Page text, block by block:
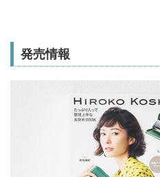
発売情報